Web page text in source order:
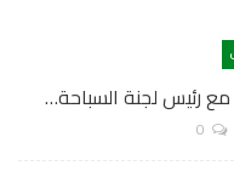
رئيس لجنة السباحة…